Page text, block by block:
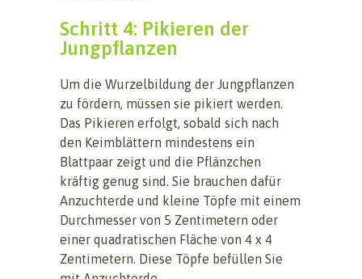
Schritt 4: Pikieren der
Jungpflanzen
Um die Wurzelbildung der Jungpflanzen
zu fördern, müssen sie pikiert werden.
Das Pikieren erfolgt, sobald sich nach
den Keimblättern mindestens ein
Blattpaar zeigt und die Pflänzchen
kräftig genug sind. Sie brauchen dafür
Anzuchterde und kleine Töpfe mit einem
Durchmesser von 5 Zentimetern oder
einer quadratischen Fläche von 4 x 4
Zentimetern. Diese Töpfe befüllen Sie